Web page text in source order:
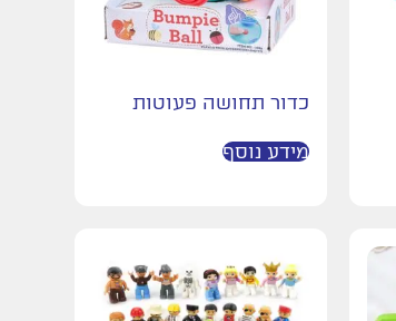
כדור תחושה פעוטות
מידע נוסף